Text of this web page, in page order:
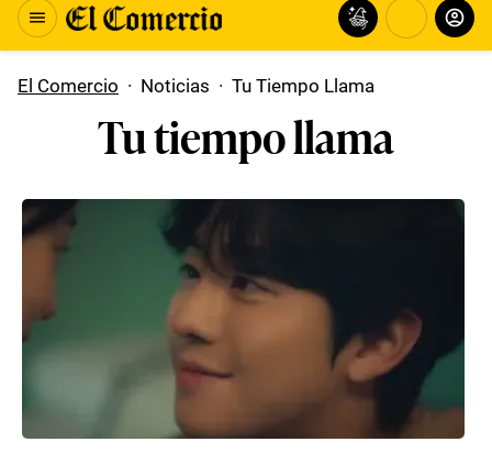
El Comercio · Noticias · Tu Tiempo Llama
Tu tiempo llama